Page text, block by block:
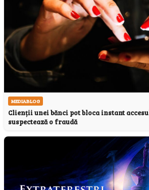
MEDIABLOG
Clienții unei bănci pot bloca instant
suspectează o fraudă